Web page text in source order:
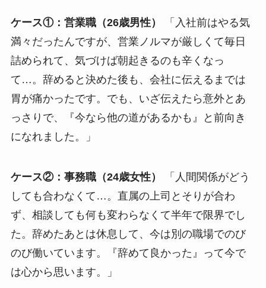
ケース①：営業職（26歳男性）
「入社前はやる気
満々だったんですが、営業ノルマが厳しくて毎日
詰められて、気づけば朝起きるのも辛くなっ
て…。辞めると決めた後も、会社に伝えるまでは
胃が痛かったです。でも、いざ伝えたら意外とあ
っさりで、『今なら他の道があるかも』と前向き
になれました。」
ケース②：事務職（24歳女性）
「人間関係がどう
しても合わなくて…。直属の上司とそりが合わ
ず、相談しても何も変わらなくて半年で限界でし
た。辞めたあとは休息して、今は別の職場でのび
のび働いています。『辞めて良かった』って今で
は心から思います。」